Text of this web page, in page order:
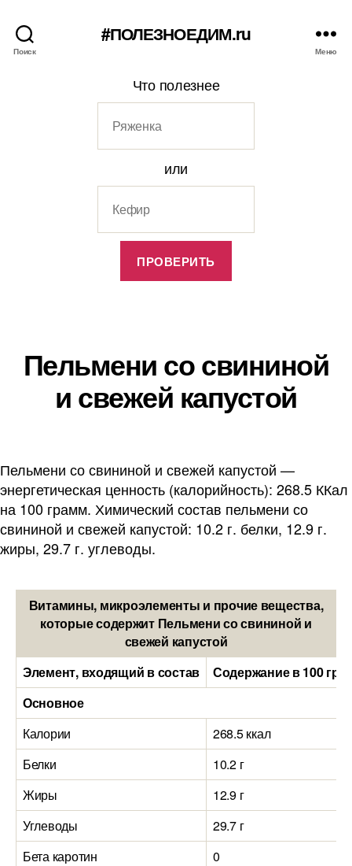
Поиск
#ПОЛЕЗНОЕДИМ.ru
Меню
Что полезнее
или
Пельмени со свининой
и свежей капустой
Пельмени со свининой и свежей капустой —
энергетическая ценность (калорийность): 268.5 ККал
на 100 грамм. Химический состав пельмени со
свининой и свежей капустой: 10.2 г. белки, 12.9 г.
жиры, 29.7 г. углеводы.
Витамины, микроэлементы и прочие вещества,
которые содержит Пельмени со свининой и
свежей капустой
Элемент, входящий в состав
Содержание в 100
Основное
Калории
268.5 ккал
Белки
10.2 г
Жиры
12.9 г
Углеводы
29.7 г
Бета каротин
0